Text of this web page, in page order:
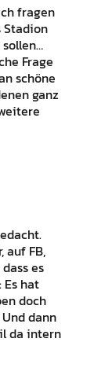
fragen
Stadion
Frage
schöne
ganz
auf FB,
es
hat
doch
dann
da intern